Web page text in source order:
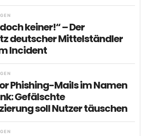
keiner!“ – Der
deutscher Mittelständler
Incident
Phishing-Mails im Namen
Gefälschte
soll Nutzer täuschen